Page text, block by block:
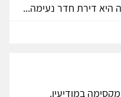
היא דירת חדר נעימה...
במודיעין.